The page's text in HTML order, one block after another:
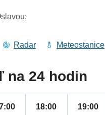
Radar Meteostanice
na 24 hodin
18:00 19:00